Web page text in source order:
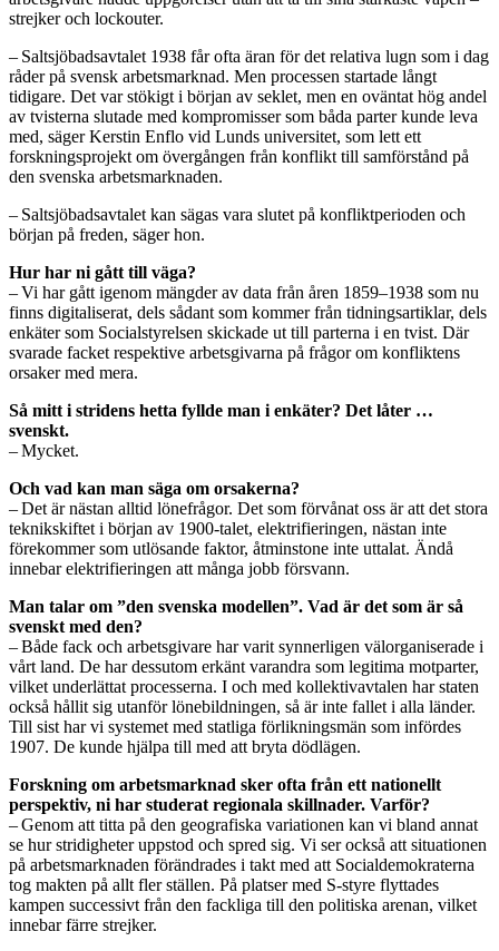
strejker och lockouter.
– Saltsjöbadsavtalet 1938 får ofta äran för det relativa lugn som i dag
råder på svensk arbetsmarknad. Men processen startade långt
tidigare. Det var stökigt i början av seklet, men en oväntat hög andel
av tvisterna slutade med kompromisser som båda parter kunde leva
med, säger Kerstin Enflo vid Lunds universitet, som lett ett
forskningsprojekt om övergången från konflikt till samförstånd på
den svenska arbetsmarknaden.
– Saltsjöbadsavtalet kan sägas vara slutet på konfliktperioden och
början på freden, säger hon.
Hur har ni gått till väga?
– Vi har gått igenom mängder av data från åren 1859–1938 som nu
finns digitaliserat, dels sådant som kommer från tidningsartiklar, dels
enkäter som Socialstyrelsen skickade ut till parterna i en tvist. Där
svarade facket respektive arbetsgivarna på frågor om konfliktens
orsaker med mera.
Så mitt i stridens hetta fyllde man i enkäter? Det låter …
svenskt.
– Mycket.
Och vad kan man säga om orsakerna?
– Det är nästan alltid lönefrågor. Det som förvånat oss är att det stora
teknikskiftet i början av 1900-talet, elektrifieringen, nästan inte
förekommer som utlösande faktor, åtminstone inte uttalat. Ändå
innebar elektrifieringen att många jobb försvann.
Man talar om ”den svenska modellen”. Vad är det som är så
svenskt med den?
– Både fack och arbetsgivare har varit synnerligen välorganiserade i
vårt land. De har dessutom erkänt varandra som legitima motparter,
vilket underlättat processerna. I och med kollektivavtalen har staten
också hållit sig utanför lönebildningen, så är inte fallet i alla länder.
Till sist har vi systemet med statliga förlikningsmän som infördes
1907. De kunde hjälpa till med att bryta dödlägen.
Forskning om arbetsmarknad sker ofta från ett nationellt
perspektiv, ni har studerat regionala skillnader. Varför?
– Genom att titta på den geografiska variationen kan vi bland annat
se hur stridigheter uppstod och spred sig. Vi ser också att situationen
på arbetsmarknaden förändrades i takt med att Socialdemokraterna
tog makten på allt fler ställen. På platser med S-styre flyttades
kampen successivt från den fackliga till den politiska arenan, vilket
innebar färre strejker.